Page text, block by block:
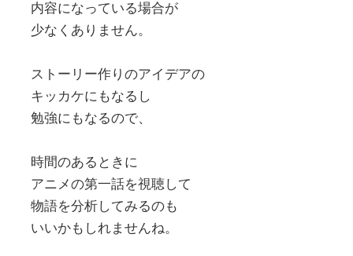
内容になっている場合が
少なくありません。
ストーリー作りのアイデアの
キッカケにもなるし
勉強にもなるので、
時間のあるときに
アニメの第一話を視聴して
物語を分析してみるのも
いいかもしれませんね。